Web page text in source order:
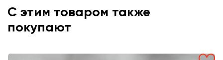
С этим товаром также
покупают